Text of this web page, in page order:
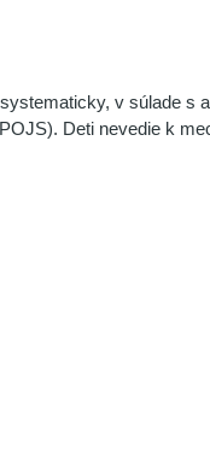
v súlade s
Deti nevedie k